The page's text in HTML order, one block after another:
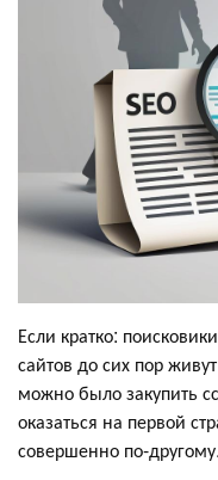
Если кратко:
сайтов до сих пор
можно было закупить
оказаться на первой
совершенно по-другому.